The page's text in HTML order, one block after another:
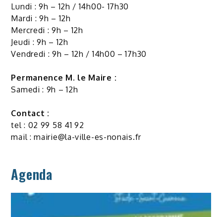
Lundi : 9h – 12h / 14h00- 17h30
Mardi : 9h – 12h
Mercredi : 9h – 12h
Jeudi : 9h – 12h
Vendredi : 9h – 12h / 14h00 – 17h30
Permanence M. le Maire :
Samedi : 9h – 12h
Contact :
tel : 02 99 58 41 92
mail :mairie@la-ville-es-nonais.fr
Agenda